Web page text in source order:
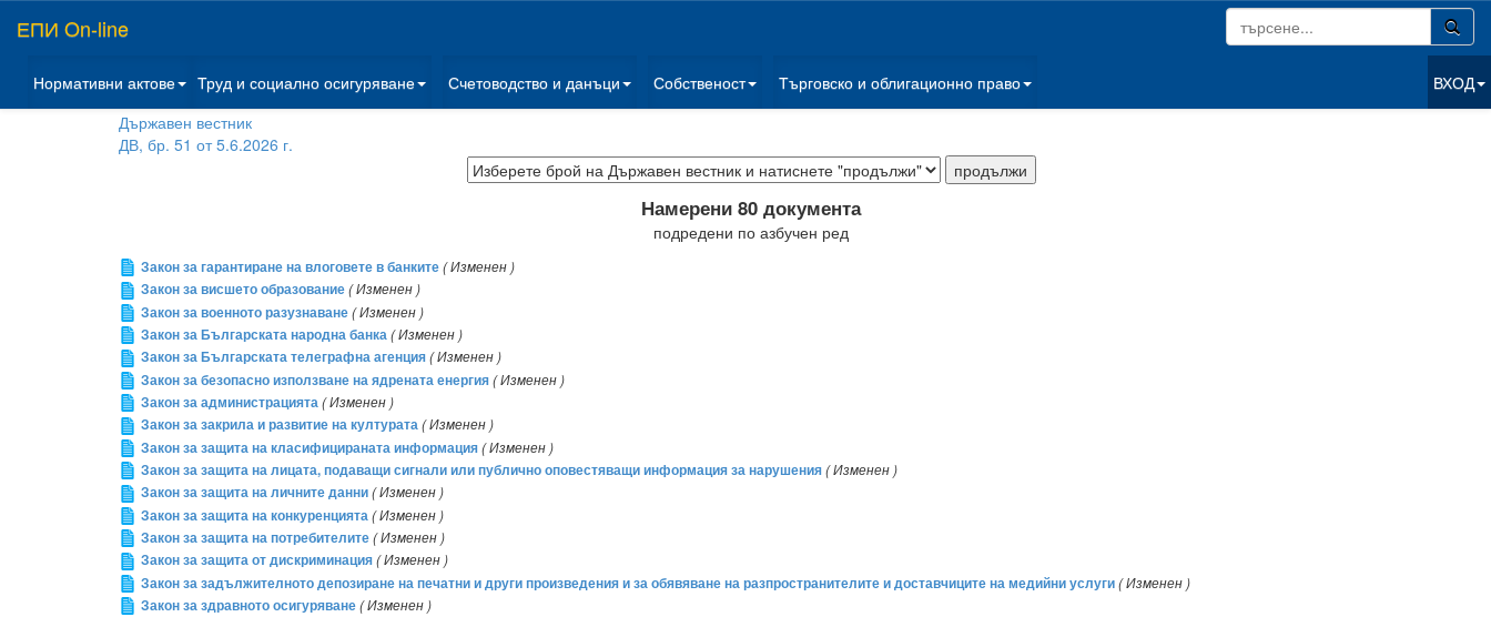
ЕПИ On-line
Нормативни актове Труд и социално осигуряване Счетоводство и данъци Собственост Търговско и облигационно право
ВХОД
Държавен вестник
ДВ, бр. 51 от 5.6.2026 г.
Намерени 80 документа
подредени по азбучен ред
Закон за гарантиране на влоговете в банките( Изменен )
Закон за висшето образование( Изменен )
Закон за военното разузнаване( Изменен )
Закон за Българската народна банка( Изменен )
Закон за Българската телеграфна агенция( Изменен )
Закон за безопасно използване на ядрената енергия( Изменен )
Закон за администрацията( Изменен )
Закон за закрила и развитие на културата( Изменен )
Закон за защита на класифицираната информация( Изменен )
Закон за защита на лицата, подаващи сигнали или публично оповестяващи информация за нарушения( Изменен )
Закон за защита на личните данни( Изменен )
Закон за защита на конкуренцията( Изменен )
Закон за защита на потребителите( Изменен )
Закон за защита от дискриминация( Изменен )
Закон за задължителното депозиране на печатни и други произведения и за обявяване на разпространителите и доставчиците на медийни услуги( Изменен )
Закон за здравното осигуряване( Изменен )